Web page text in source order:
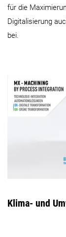
für die
Digitalisierung
bei.
Klima- und